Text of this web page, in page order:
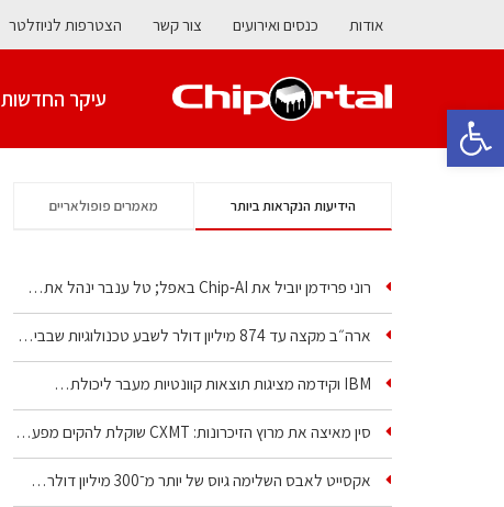
פתח סרגל נגישות
אודות כנסים ואירועים צור קשר הצטרפות לניוזלטר
עיקר החדשות
הידיעות הנקראות ביותר מאמרים פופולאריים
רוני פרידמן יוביל את Chip‑AI באפל; טל ענבר ינהל את…
ארה״ב מקצה עד 874 מיליון דולר לשבע טכנולוגיות שבבים…
IBM וקידמה מציגות תוצאות קוונטיות מעבר ליכולת…
סין מאיצה את מרוץ הזיכרונות: CXMT שוקלת להקים מפעל…
אקסייט לאבס השלימה גיוס של יותר מ־300 מיליון דולר…